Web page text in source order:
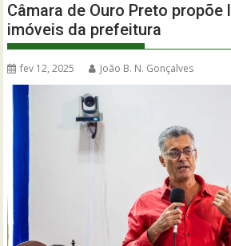
Câmara de Ouro Preto
imóveis da prefeitura
fev 12, 2025 João B. N. Gonçalves